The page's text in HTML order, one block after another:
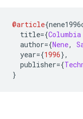
@article{
title={Columbia
author={Nene,
year={1996},
publisher={
}